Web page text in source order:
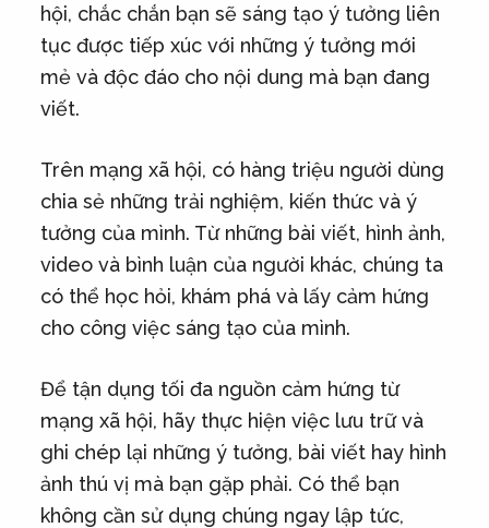
hội, chắc chắn bạn sẽ sáng tạo ý tưởng liên
tục được tiếp xúc với những ý tưởng mới
mẻ và độc đáo cho nội dung mà bạn đang
viết.
Trên mạng xã hội, có hàng triệu người dùng
chia sẻ những trải nghiệm, kiến thức và ý
tưởng của mình. Từ những bài viết, hình ảnh,
video và bình luận của người khác, chúng ta
có thể học hỏi, khám phá và lấy cảm hứng
cho công việc sáng tạo của mình.
Để tận dụng tối đa nguồn cảm hứng từ
mạng xã hội, hãy thực hiện việc lưu trữ và
ghi chép lại những ý tưởng, bài viết hay hình
ảnh thú vị mà bạn gặp phải. Có thể bạn
không cần sử dụng chúng ngay lập tức,